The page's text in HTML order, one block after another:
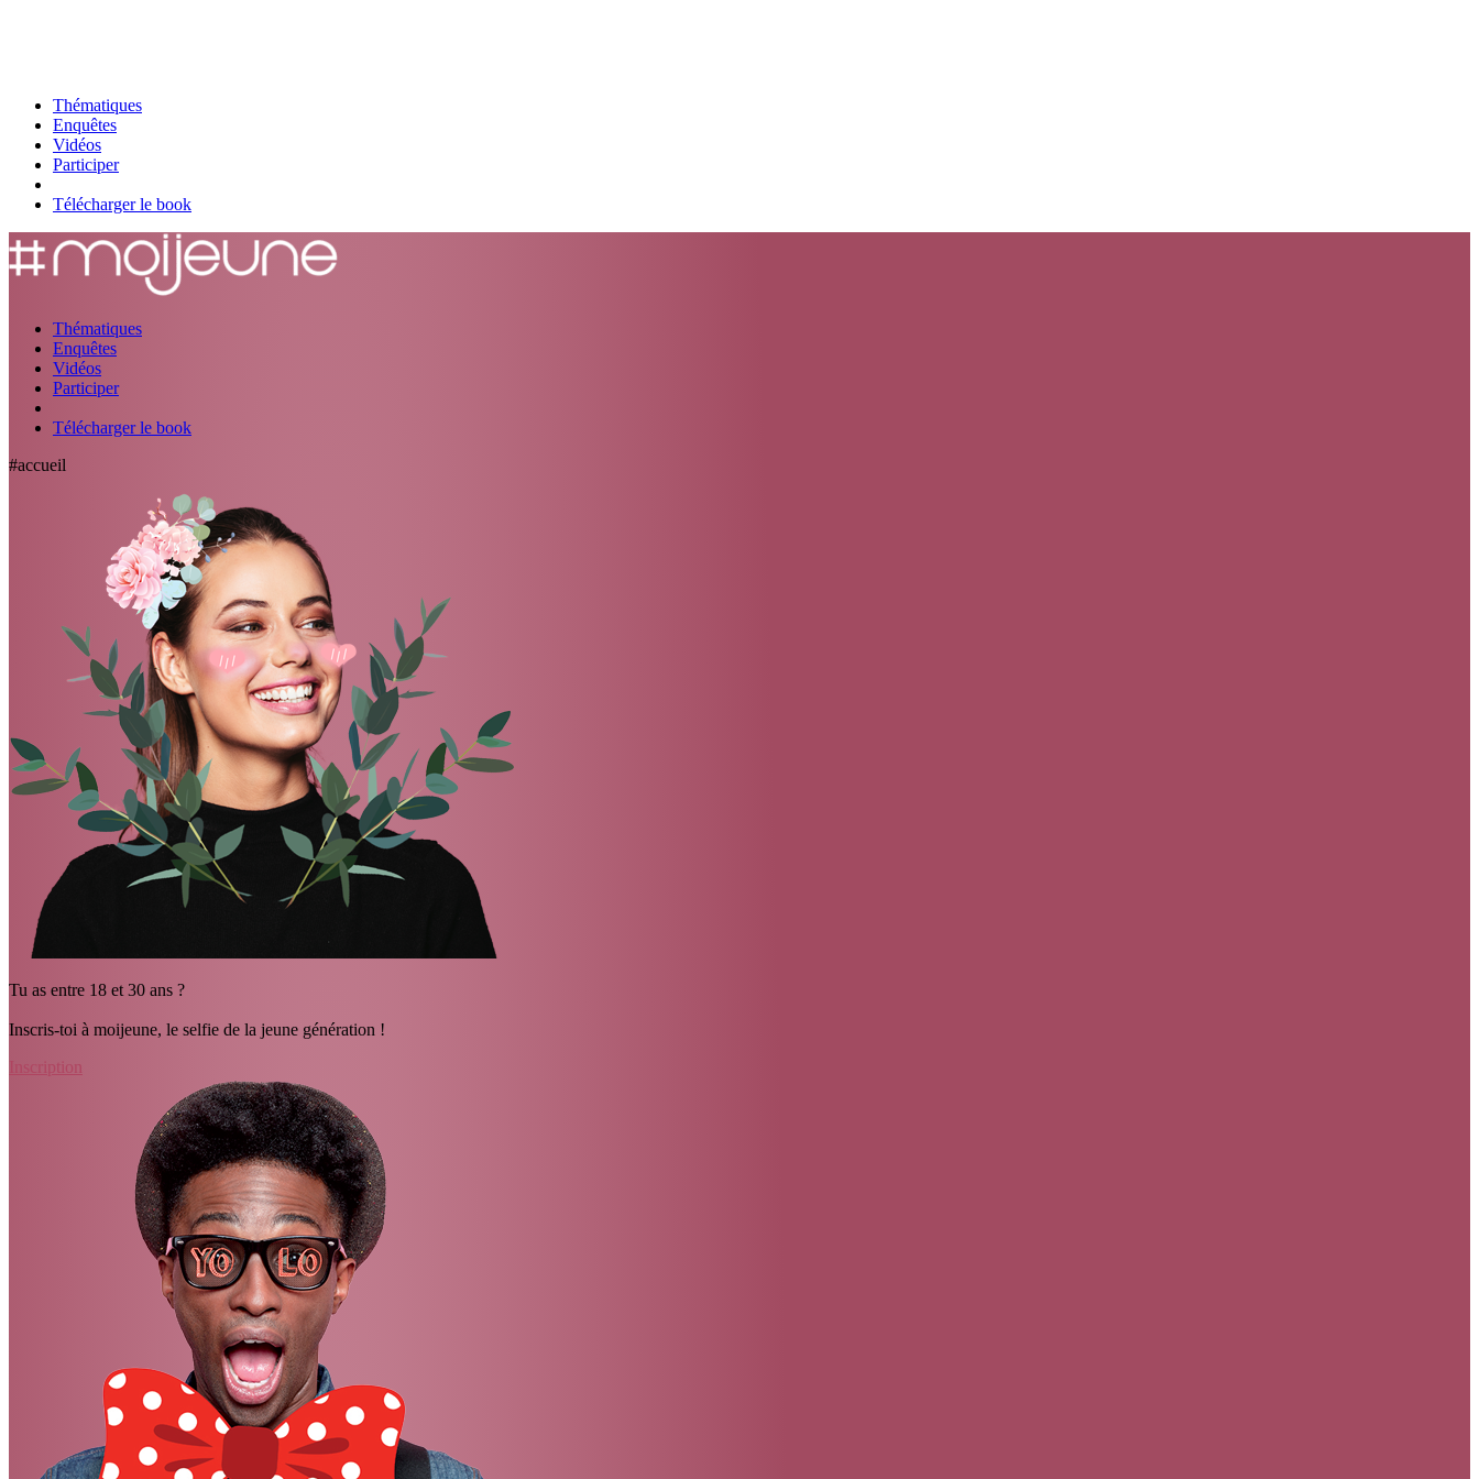
Thématiques
Enquêtes
Vidéos
Participer
Télécharger le book
Thématiques
Enquêtes
Vidéos
Participer
Télécharger le book
#accueil
Tu as entre 18 et 30 ans ?
Inscris-toi à moijeune, le selfie de la jeune génération !
Inscription